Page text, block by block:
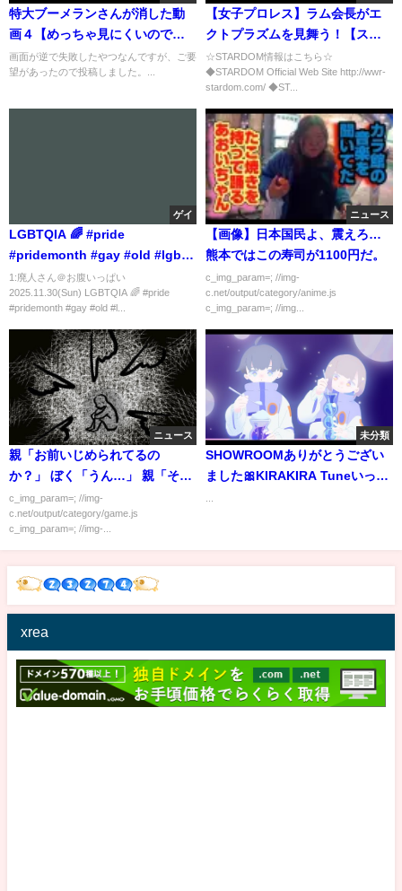
特大ブーメランさんが消した動
画４【めっちゃ見にくいのでス
マホでみてください】
画面が逆で失敗したやつなんですが、ご要
望があったので投稿しました。...
【女子プロレス】ラム会長がエ
クトプラズムを見舞う！【スタ
ーダム】
☆STARDOM情報はこちら☆
◆STARDOM Official Web Site http://wwr-
stardom.com/ ◆ST...
ゲイ
LGBTQIA 🌈 #pride
#pridemonth #gay #old #lgbt
#lgbtq
1:廃人さん＠お腹いっぱい
2025.11.30(Sun) LGBTQIA 🌈 #pride
#pridemonth #gay #old #l...
ニュース
【画像】日本国民よ、震えろ…
熊本ではこの寿司が1100円だ。
c_img_param=; //img-
c.net/output/category/anime.js
c_img_param=; //img...
ニュース
親「お前いじめられてるの
か？」 ぼく「うん…」 親「そう
か、がんばれ」
c_img_param=; //img-
c.net/output/category/game.js
c_img_param=; //img-...
未分類
SHOWROOMありがとうござい
ました🎀KIRAKIRA Tuneいっぱ
xrea